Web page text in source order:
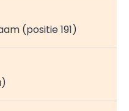
(positie 191)